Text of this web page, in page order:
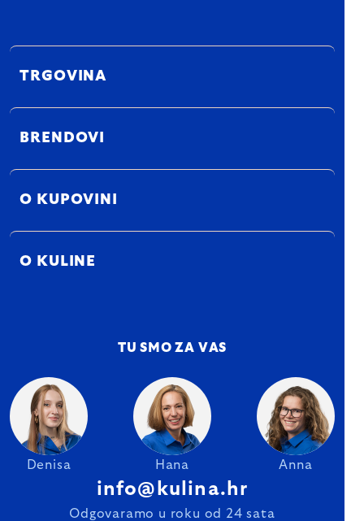
TRGOVINA
BRENDOVI
O KUPOVINI
O KULINE
TU SMO ZA VAS
Denisa Hana Anna
info@kulina.hr
Odgovaramo u roku od 24 sata